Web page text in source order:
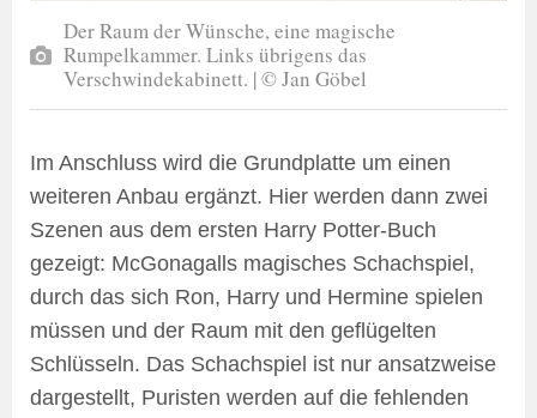
Der Raum der Wünsche, eine magische
Rumpelkammer. Links übrigens das
Verschwindekabinett. | © Jan Göbel
Im Anschluss wird die Grundplatte um einen
weiteren Anbau ergänzt. Hier werden dann zwei
Szenen aus dem ersten Harry Potter-Buch
gezeigt: McGonagalls magisches Schachspiel,
durch das sich Ron, Harry und Hermine spielen
müssen und der Raum mit den geflügelten
Schlüsseln. Das Schachspiel ist nur ansatzweise
dargestellt, Puristen werden auf die fehlenden